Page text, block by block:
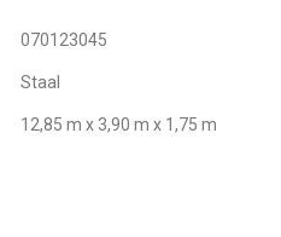
070123045
Staal
12,85 m x 3,90 m x 1,75 m